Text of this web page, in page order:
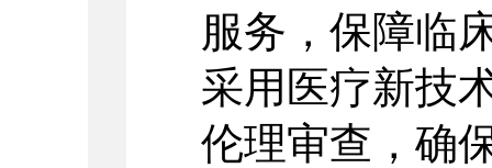
服务，保障临
采用医疗新技
伦理审查，确